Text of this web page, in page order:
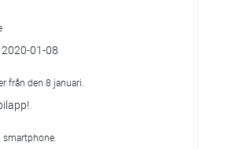
01-08
från den 8 januari.